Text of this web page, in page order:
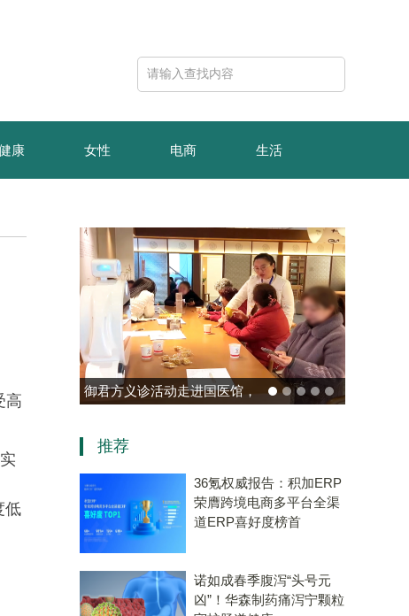
康 女性 电商 生活
高
低
御君方义诊活动走进国医馆，
会客厅”成健康新地标
玻色量子完成10亿元B
推荐
36氪权威报告：积加ERP
荣膺跨境电商多平台全渠
道ERP喜好度榜首
诺如成春季腹泻“头号元
凶”！华森制药痛泻宁颗粒